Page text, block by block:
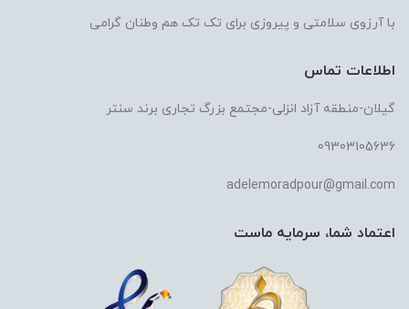
با آرزوی سلامتی و پیروزی برای تک تک هم وطنان گرامی
اطلاعات تماس
گیلان-منطقه آزاد انزلی-مجتمع بزرگ تجاری برند سنتر
09303105636
adelemoradpour@gmail.com
اعتماد شما، سرمایه ماست